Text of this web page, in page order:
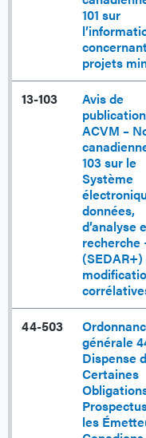
101 sur
projets
13-103
Avis de
ACVM –
103 sur le
Système
données,
d’analyse
recherche
44-503
générale
Dispense
Certaines
les